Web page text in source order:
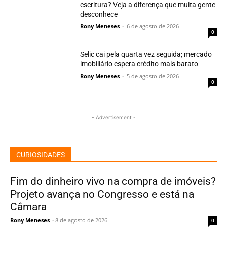
escritura? Veja a diferença que muita gente
desconhece
Rony Meneses - 6 de agosto de 2026
0
Selic cai pela quarta vez seguida; mercado
imobiliário espera crédito mais barato
Rony Meneses - 5 de agosto de 2026
0
- Advertisement -
CURIOSIDADES
Fim do dinheiro vivo na compra de imóveis?
Projeto avança no Congresso e está na
Câmara
Rony Meneses - 8 de agosto de 2026 0